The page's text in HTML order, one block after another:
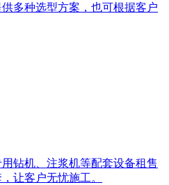
多种选型方案，也可根据客户
钻机、注浆机等配套设备租售
让客户无忧施工。